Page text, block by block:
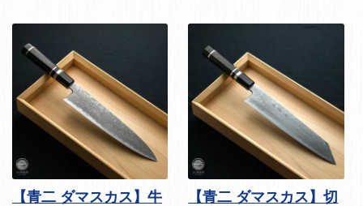
【青二 ダマスカス】牛
【青二 ダマスカス】切